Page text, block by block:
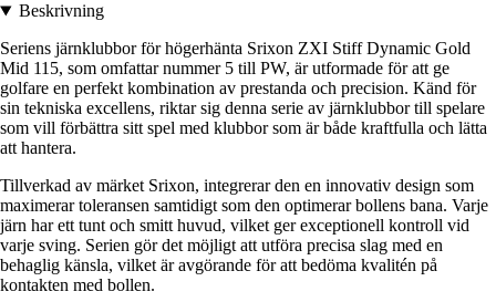
Beskrivning
Seriens järnklubbor för högerhänta Srixon ZXI Stiff Dynamic Gold
Mid 115, som omfattar nummer 5 till PW, är utformade för att ge
golfare en perfekt kombination av prestanda och precision. Känd för
sin tekniska excellens, riktar sig denna serie av järnklubbor till spelare
som vill förbättra sitt spel med klubbor som är både kraftfulla och lätta
att hantera.
Tillverkad av märket Srixon, integrerar den en innovativ design som
maximerar toleransen samtidigt som den optimerar bollens bana. Varje
järn har ett tunt och smitt huvud, vilket ger exceptionell kontroll vid
varje sving. Serien gör det möjligt att utföra precisa slag med en
behaglig känsla, vilket är avgörande för att bedöma kvalitén på
kontakten med bollen.